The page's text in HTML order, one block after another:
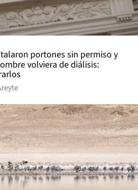
portones sin permiso y
volviera de diálisis: